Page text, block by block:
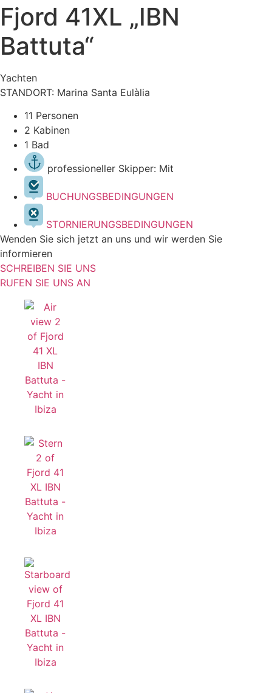
Fjord 41XL „IBN
Battuta“
Yachten
STANDORT: Marina Santa Eulàlia
11 Personen
2 Kabinen
1 Bad
professioneller Skipper: Mit
BUCHUNGSBEDINGUNGEN
STORNIERUNGSBEDINGUNGEN
Wenden Sie sich jetzt an uns und wir werden Sie
informieren
SCHREIBEN SIE UNS
RUFEN SIE UNS AN